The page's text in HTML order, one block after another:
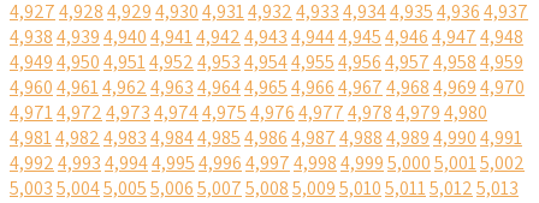
4,9274,9284,9294,9304,9314,9324,9334,9344,9354,9364,937
4,9384,9394,9404,9414,9424,9434,9444,9454,9464,9474,948
4,9494,9504,9514,9524,9534,9544,9554,9564,9574,9584,959
4,9604,9614,9624,9634,9644,9654,9664,9674,9684,9694,970
4,9714,9724,9734,9744,9754,9764,9774,9784,9794,980
4,9814,9824,9834,9844,9854,9864,9874,9884,9894,9904,991
4,9924,9934,9944,9954,9964,9974,9984,9995,0005,0015,002
5,0035,0045,0055,0065,0075,0085,0095,0105,0115,0125,013